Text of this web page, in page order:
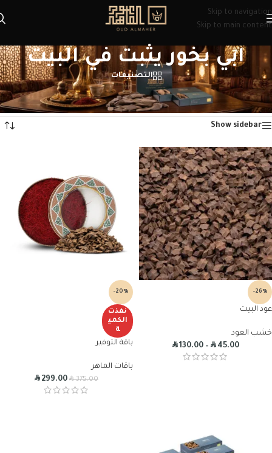
Skip to navigation
Skip to main content
ابي بخور يثبت في البيت
التصنيفات
الرئيسية/منتجات تحت الوسم “ابي بخور يثبت في البيت”
عرض ⁦3⁩ من كل النتائج
Show sidebar
-26%
عود البيت
خشب العود
R45.00
–
R130.00
-20%
نفذت
الكمي
ة
باقة التوفير
باقات الماهر
R375.00
R299.00